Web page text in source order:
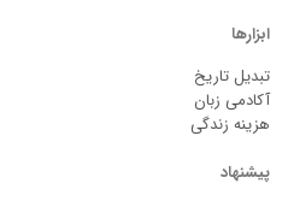
ابزارها
تبدیل تاریخ
آکادمی زبان
هزینه زندگی
پیشنهاد